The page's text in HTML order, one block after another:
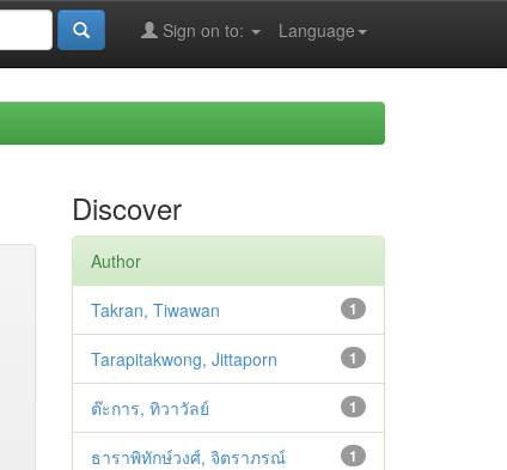
Language
Sign on to:
Discover
Author
1
Takran, Tiwawan
1
Tarapitakwong, Jittaporn
1
ต๊ะการ, ทิวาวัลย์
1
ธาราพิทักษ์วงศ์, จิตราภรณ์